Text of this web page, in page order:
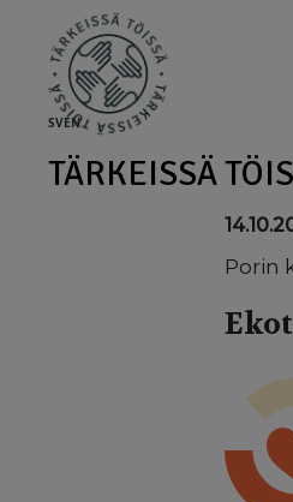
SVEN
TÄRKEISSÄ
Porin